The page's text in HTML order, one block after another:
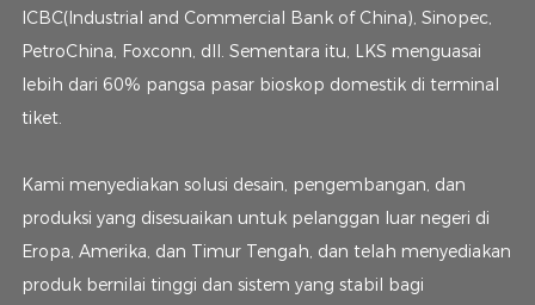
ICBC(Industrial and Commercial Bank of China), Sinopec,
PetroChina, Foxconn, dll. Sementara itu, LKS menguasai
lebih dari 60% pangsa pasar bioskop domestik di terminal
tiket.
Kami menyediakan solusi desain, pengembangan, dan
produksi yang disesuaikan untuk pelanggan luar negeri di
Eropa, Amerika, dan Timur Tengah, dan telah menyediakan
produk bernilai tinggi dan sistem yang stabil bagi